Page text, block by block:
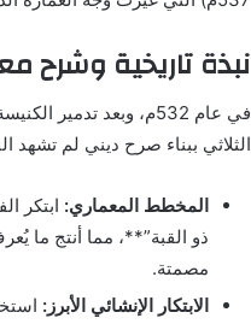
نبذة تاريخية وشرح
في عام 532م، وبعد
الثلاثي ببناء صرح ديني لم تشهد
المخطط المعماري: ابتكر
ذو القبة”**، مما أنتج ما
مصمتة.
الابتكار الإنشائي الأبرز: